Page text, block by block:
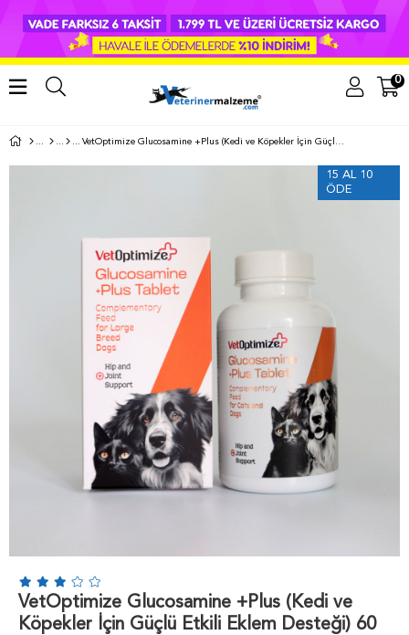
0
VetOptimize Glucosamine +Plus (Kedi ve Köpekler İçin Güçlü Etkili Eklem Desteği) 60 Çiğnenebilir Tablet
15 AL 10
ÖDE
VetOptimize Glucosamine +Plus (Kedi ve
Köpekler İçin Güçlü Etkili Eklem Desteği) 60